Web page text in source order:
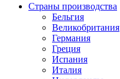
Страны производства
Бельгия
Великобритания
Германия
Греция
Испания
Италия